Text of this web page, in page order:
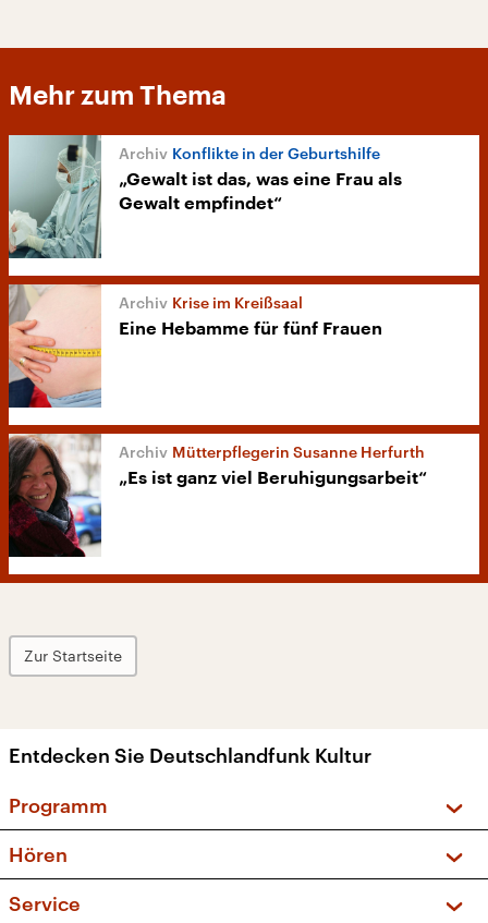
Mehr zum Thema
Konflikte in der Geburtshilfe
„Gewalt ist das, was eine Frau als
Gewalt empfindet“
Krise im Kreißsaal
Eine Hebamme für fünf Frauen
Mütterpflegerin Susanne Herfurth
„Es ist ganz viel Beruhigungsarbeit“
Zur Startseite
Entdecken Sie Deutschlandfunk Kultur
Programm
Sendungen und Podcasts
Musikliste
Hören
Service